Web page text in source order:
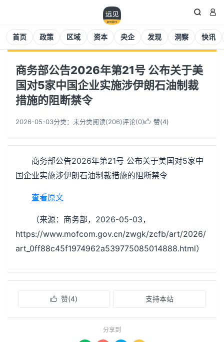
 
首页 政策 区域 资本 央企 发现 洞察 快讯
商务部公告2026年第21号 公布关于美
国对5家中国企业实施涉伊朗石油制裁
措施的阻断禁令
2026-05-03分类：未分类阅读(206)评论(0) 赞(4)
商务部公告2026年第21号 公布关于美国对5家中
国企业实施涉伊朗石油制裁措施的阻断禁令
查看原文
（来源：商务部，2026-05-03，
https://www.mofcom.gov.cn/zwgk/zcfb/art/2026/
art_0ff88c45f1974962a539775085014888.html）
 赞(4) 支持本站
分享到